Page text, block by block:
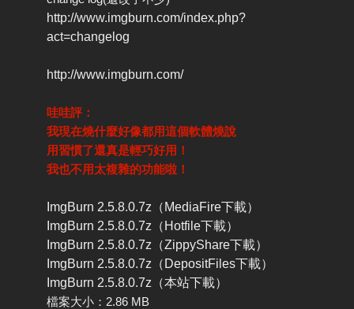
http://www.imgburn.com/index.php?
act=changelog
http://www.imgburn.com/
哇哇評：
我現在燒什麼好像都用這個軟體燒說
用習慣了還真是輕巧好用！
我也不用太複雜的功能啦！
ImgBurn 2.5.8.0.7z（MediaFire下載）
ImgBurn 2.5.8.0.7z（Hotfile下載）
ImgBurn 2.5.8.0.7z（ZippyShare下載）
ImgBurn 2.5.8.0.7z（DepositFiles下載）
ImgBurn 2.5.8.0.7z（本站下載）
檔案大小：2.86 MB